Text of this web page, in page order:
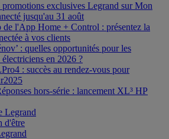
promotions exclusives Legrand sur Mon
jusqu'au 31 août
de l'App Home + Control : présentez la
à vos clients
: quelles opportunités pour les
électriciens en 2026 ?
: succès au rendez-vous pour
hors-série : lancement XL³ HP
Legrand
d'être